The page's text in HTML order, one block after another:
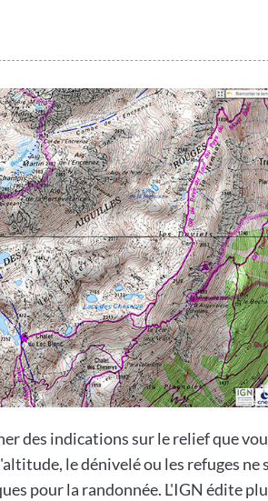
des indications sur le relief que
le dénivelé ou les refuges ne
pour la randonnée. L'IGN édite